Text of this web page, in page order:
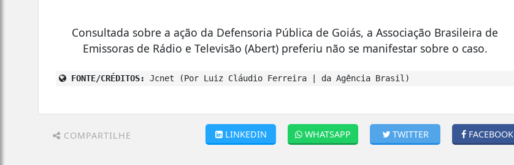
Consultada sobre a ação da Defensoria Pública de Goiás, a Associação Brasileira de
Emissoras de Rádio e Televisão (Abert) preferiu não se manifestar sobre o caso.
FONTE/CRÉDITOS: Jcnet (Por Luiz Cláudio Ferreira | da Agência Brasil)
COMPARTILHE FACEBOOK
TWITTER
WHATSAPP
LINKEDIN